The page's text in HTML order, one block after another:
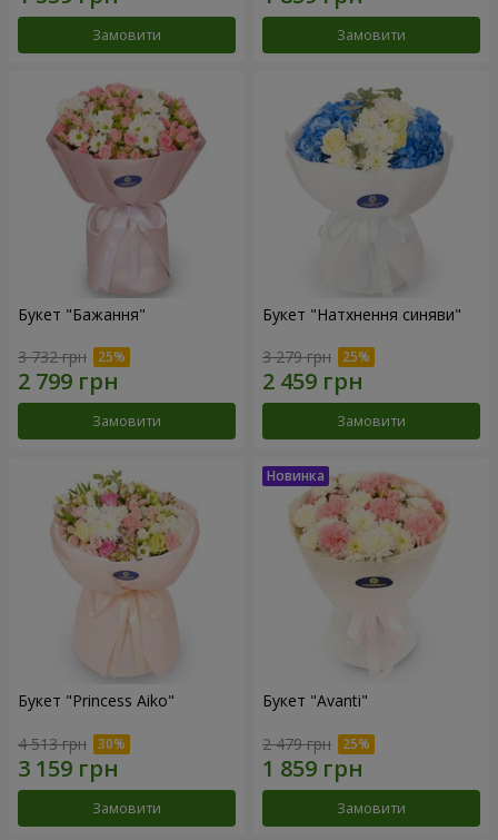
Замовити Замовити
Букет "Бажання"
3 732 грн
Замовити
Букет "Натхнення синяви"
3 279 грн
Замовити
Букет "Princess Aiko"
4 513 грн
Замовити
Букет "Avanti"
2 479 грн
Замовити